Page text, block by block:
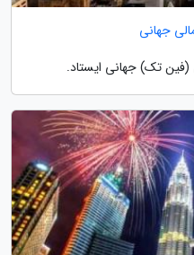
جهانی
(فین تک) جهانی ایستاد.